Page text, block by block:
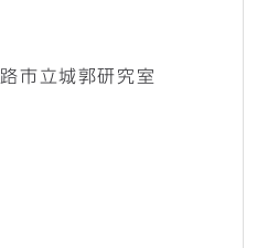
市立城郭研究室